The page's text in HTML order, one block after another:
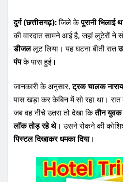
दुर्ग (छत्तीसगढ़):जिले केपुरानी भिलाई
की वारदात सामने आई है, जहां लुटेरों ने
डीजललूट लिया। यह घटना बीती रात
पंपके पास हुई।
जानकारी के अनुसार,ट्रक चालक
पास खड़ा कर केबिन में सो रहा था।
जब वह नीचे उतरा तो देखा कितीन
लॉक तोड़ रहे थे। उसने रोकने की
पिस्टल दिखाकर धमका दिया।